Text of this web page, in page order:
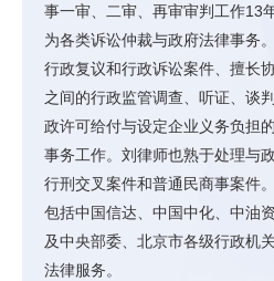
事一审、二审、再审审判工作13
为各类诉讼仲裁与政府法律事务
行政复议和行政诉讼案件、擅长
之间的行政监管调查、听证、谈
政许可给付与设定企业义务负担
事务工作。刘律师也熟于处理与
行刑交叉案件和普通民商事案件
包括中国信达、中国中化、中油
及中央部委、北京市各级行政机
法律服务。